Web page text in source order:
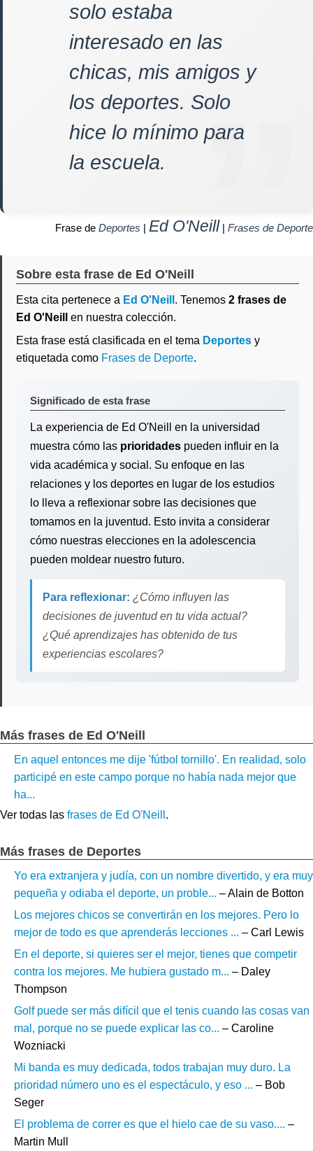
solo estaba
interesado en las
chicas, mis amigos y
los deportes. Solo
hice lo mínimo para
la escuela.
Frase de Deportes | Ed O'Neill | Frases de Deporte
Sobre esta frase de Ed O'Neill
Esta cita pertenece a Ed O'Neill . Tenemos 2 frases de
Ed O'Neill
en nuestra colección.
Esta frase está clasificada en el tema Deportes y
etiquetada como Frases de Deporte.
Significado de esta frase
La experiencia de Ed O'Neill en la universidad
muestra cómo las prioridades pueden influir en la
vida académica y social. Su enfoque en las
relaciones y los deportes en lugar de los estudios
lo lleva a reflexionar sobre las decisiones que
tomamos en la juventud. Esto invita a considerar
cómo nuestras elecciones en la adolescencia
pueden moldear nuestro futuro.
Para reflexionar: ¿Cómo influyen las
decisiones de juventud en tu vida actual?
¿Qué aprendizajes has obtenido de tus
experiencias escolares?
Más frases de Ed O'Neill
En aquel entonces me dije 'fútbol tornillo'. En realidad, solo
participé en este campo porque no había nada mejor que
ha...
Ver todas las frases de Ed O'Neill .
Más frases de Deportes
Yo era extranjera y judía, con un nombre divertido, y era muy
pequeña y odiaba el deporte, un proble... – Alain de Botton
Los mejores chicos se convertirán en los mejores. Pero lo
mejor de todo es que aprenderás lecciones ... – Carl Lewis
En el deporte, si quieres ser el mejor, tienes que competir
contra los mejores. Me hubiera gustado m... – Daley
Thompson
Golf puede ser más difícil que el tenis cuando las cosas van
mal, porque no se puede explicar las co... – Caroline
Wozniacki
Mi banda es muy dedicada, todos trabajan muy duro. La
prioridad número uno es el espectáculo, y eso ... – Bob
Seger
El problema de correr es que el hielo cae de su vaso.... –
Martin Mull